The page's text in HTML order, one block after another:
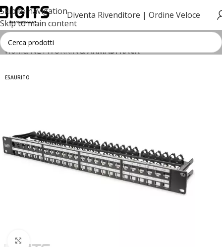
Skip to navigation
Skip to main content
Diventa Rivenditore | Ordine Veloce
Home NETWORKING ARMADI RACK
ESAURITO